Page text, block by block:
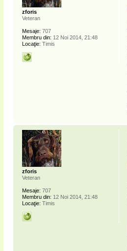
zforis
Veteran
Mesaje: 707
Membru din: 12 Noi 2014, 21:48
Locaţie: Timis
zforis
Veteran
Mesaje: 707
Membru din: 12 Noi 2014, 21:48
Locaţie: Timis